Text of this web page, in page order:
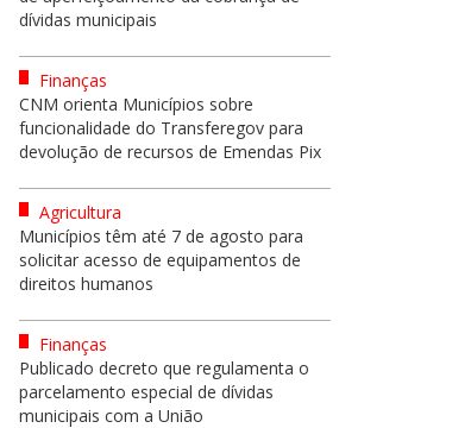
dívidas municipais
Finanças
CNM orienta Municípios sobre
funcionalidade do Transferegov para
devolução de recursos de Emendas Pix
Agricultura
Municípios têm até 7 de agosto para
solicitar acesso de equipamentos de
direitos humanos
Finanças
Publicado decreto que regulamenta o
parcelamento especial de dívidas
municipais com a União